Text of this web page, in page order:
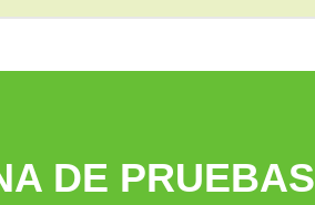
DE PRUEBAS